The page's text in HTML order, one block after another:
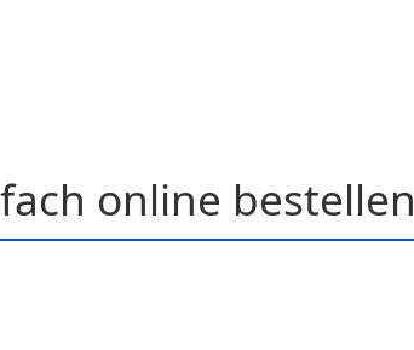
online bestellen